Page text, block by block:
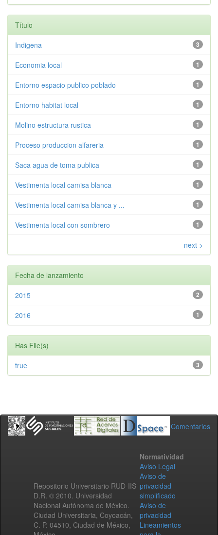
Título
3
Indigena
1
Economia local
1
Entorno espacio publico poblado
1
Entorno habitat local
1
Molino estructura rustica
1
Proceso produccion alfareria
1
Saca agua de toma publica
1
Vestimenta local camisa blanca
1
Vestimenta local camisa blanca y ...
1
Vestimenta local con sombrero
next >
Fecha de lanzamiento
2
2015
1
2016
Has File(s)
3
true
Comentarios
Repositorio Universitario RUD-IIS
D.R. © 2010. Universidad
Nacional Autónoma de México.
Ciudad Universitaria, Coyoacán,
C. P. 04510, Ciudad de México,
Normatividad
Aviso Legal
Aviso de
privacidad
simplificado
Aviso de
privacidad
Lineamientos